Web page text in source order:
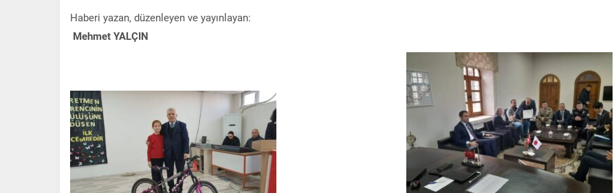
Haberi yazan, düzenleyen ve yayınlayan:
Mehmet YALÇIN